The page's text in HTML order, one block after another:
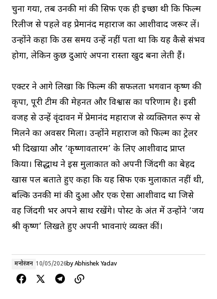
चुना गया, तब उनकी मां की सिर्फ एक ही इच्छा थी कि फिल्म
रिलीज से पहले वह प्रेमानंद महाराज का आशीर्वाद जरूर लें।
उन्होंने कहा कि उस समय उन्हें नहीं पता था कि यह कैसे संभव
होगा, लेकिन कुछ दुआएं अपना रास्ता खुद बना लेती हैं।
एक्टर ने आगे लिखा कि फिल्म की सफलता भगवान कृष्ण की
कृपा, पूरी टीम की मेहनत और विश्वास का परिणाम है। इसी
वजह से उन्हें वृंदावन में प्रेमानंद महाराज से व्यक्तिगत रूप से
मिलने का अवसर मिला। उन्होंने महाराज को फिल्म का ट्रेलर
भी दिखाया और ‘कृष्णावतारम’ के लिए आशीर्वाद प्राप्त
किया। सिद्धार्थ ने इस मुलाकात को अपनी जिंदगी का बेहद
खास पल बताते हुए कहा कि यह सिर्फ एक मुलाकात नहीं थी,
बल्कि उनकी मां की दुआ और एक ऐसा आशीर्वाद था जिसे
वह जिंदगी भर अपने साथ रखेंगे। पोस्ट के अंत में उन्होंने ‘जय
श्री कृष्ण’ लिखते हुए अपनी भावनाएं व्यक्त कीं।
मनोरंजन 10/05/2026byAbhishek Yadav